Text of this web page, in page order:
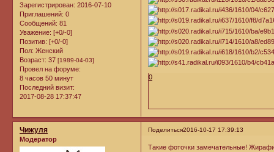
Зарегистрирован: 2016-07-10
Приглашений: 0
Сообщений: 81
Уважение: [+0/-0]
Позитив: [+0/-0]
Пол: Женский
Возраст: 37 [1989-04-03]
Провел на форуме:
8 часов 50 минут
Последний визит:
2017-08-28 17:37:47
0
Поделиться2016-10-17 17:39:13
Чижуля
Модератор
Такие фоточки замечательные!